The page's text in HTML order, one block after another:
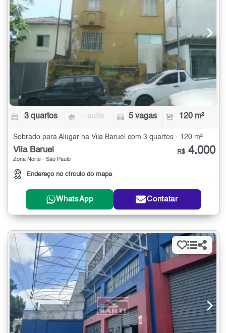
3 quartos - suíte 5 vagas 120 m²
Sobrado para Alugar na Vila Baruel com 3 quartos - 120 m²
Vila Baruel
Zona Norte - São Paulo
Endereço no círculo do mapa
R$ 4.000
WhatsApp Contatar